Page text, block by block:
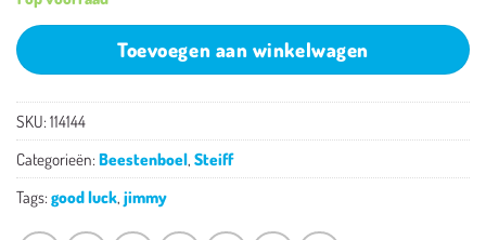
Toevoegen aan winkelwagen
SKU: 114144
Categorieën: Beestenboel, Steiff
Tags: good luck, jimmy